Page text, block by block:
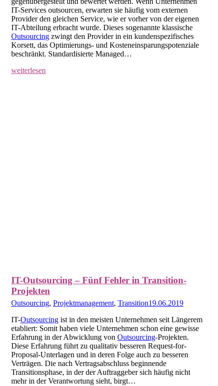
IT-Services outsourcen, erwarten sie häufig vom externen
Provider den gleichen Service, wie er vorher von der eigenen
IT-Abteilung erbracht wurde. Dieses sogenannte klassische
Outsourcing zwingt den Provider in ein kundenspezifisches
Korsett, das Optimierungs- und Kosteneinsparungspotenziale
beschränkt. Standardisierte Managed…
weiterlesen
IT-Outsourcing – Fünf Fehler in Transition-
Projekten
Outsourcing, Projektmanagement, Transition19.06.2019
IT-Outsourcing ist in den meisten Unternehmen seit Längerem
etabliert: Somit haben viele Unternehmen schon eine gewisse
Erfahrung in der Abwicklung von Outsourcing-Projekten.
Diese Erfahrung führt zu qualitativ besseren Request-for-
Proposal-Unterlagen und in deren Folge auch zu besseren
Verträgen. Die nach Vertragsabschluss beginnende
Transitionsphase, in der der Auftraggeber sich häufig nicht
mehr in der Verantwortung sieht, birgt…